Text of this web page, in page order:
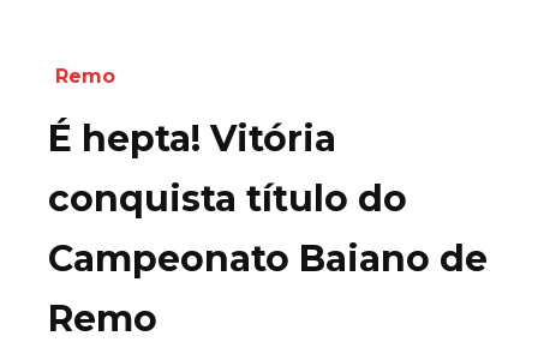
Remo
É hepta! Vitória
conquista título do
Campeonato Baiano de
Remo